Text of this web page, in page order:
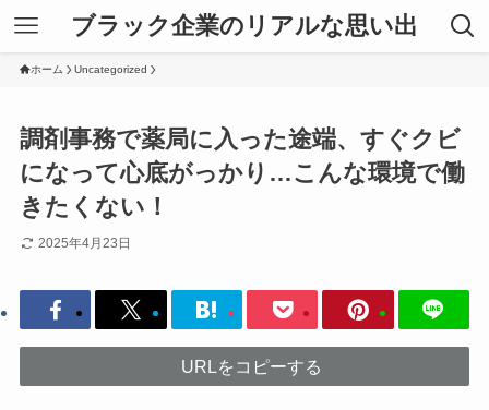
ブラック企業のリアルな思い出
ホーム Uncategorized
調剤事務で薬局に入った途端、すぐクビ
になって心底がっかり…こんな環境で働
きたくない！
2025年4月23日
URLをコピーする